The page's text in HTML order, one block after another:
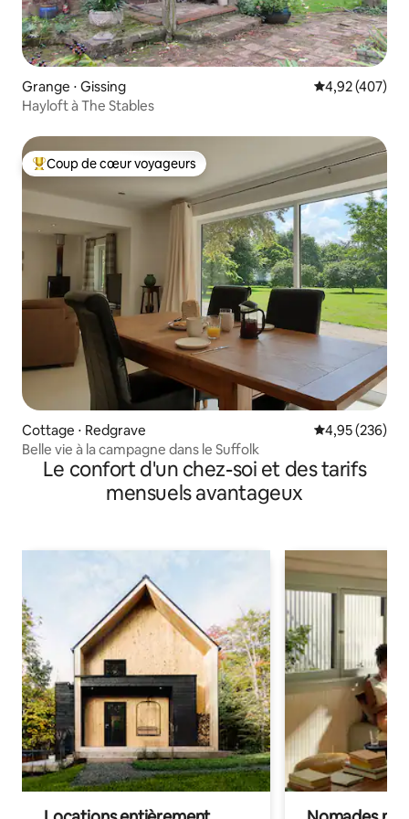
Grange ⋅ Gissing Évaluation
4,92 (407)
Hayloft à The Stables
Coups de cœur voyageurs les plus appréciés
Coup de cœur voyageurs
Cottage ⋅ Redgrave Évaluation
4,95 (236)
Belle vie à la campagne dans le Suffolk
Le confort d'un chez-soi et des tarifs
mensuels avantageux